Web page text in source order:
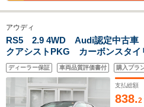
アウディ
RS5 2.9 4WD Audi認定中古車
クアシストPKG カーボンスタ
Audi rings PKG RSデザインパ
ツエキゾースト TVチューナー
ディーラー保証 車両品質評価書付 購入プラ
支払総額
838.2